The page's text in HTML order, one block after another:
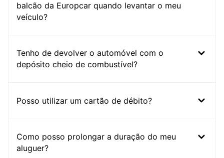
balcão da Europcar quando levantar o meu
veículo?
Tenho de devolver o automóvel com o
depósito cheio de combustível?
Posso utilizar um cartão de débito?
Como posso prolongar a duração do meu
aluguer?